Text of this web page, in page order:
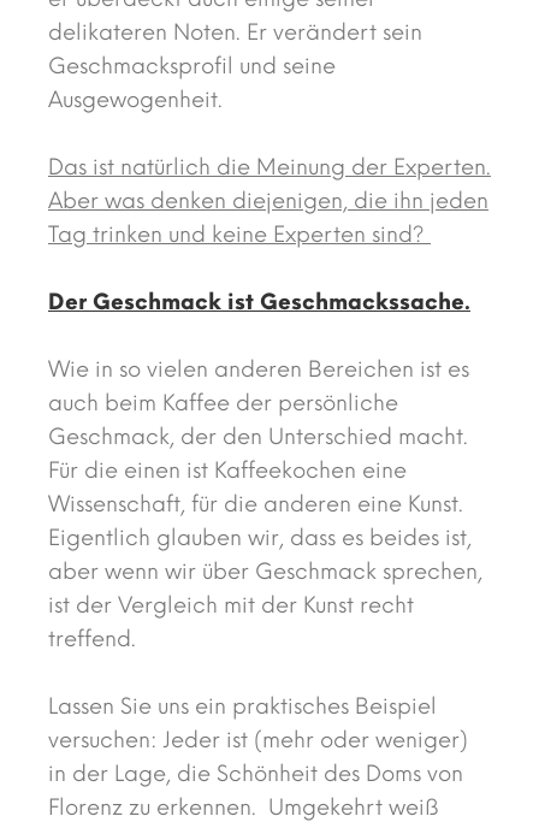
delikateren Noten. Er verändert sein
Geschmacksprofil und seine
Ausgewogenheit.
Das ist natürlich die Meinung der Experten.
Aber was denken diejenigen, die ihn jeden
Tag trinken und keine Experten sind?
Der Geschmack ist Geschmackssache.
Wie in so vielen anderen Bereichen ist es
auch beim Kaffee der persönliche
Geschmack, der den Unterschied macht.
Für die einen ist Kaffeekochen eine
Wissenschaft, für die anderen eine Kunst.
Eigentlich glauben wir, dass es beides ist,
aber wenn wir über Geschmack sprechen,
ist der Vergleich mit der Kunst recht
treffend.
Lassen Sie uns ein praktisches Beispiel
versuchen: Jeder ist (mehr oder weniger)
in der Lage, die Schönheit des Doms von
Florenz zu erkennen. Umgekehrt weiß